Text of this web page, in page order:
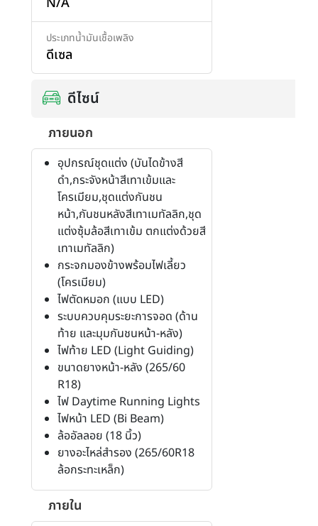
ประเภทน้ำมันเชื้อเพลิง
ดีเซล
ดีไซน์
ภายนอก
อุปกรณ์ชุดแต่ง (บันไดข้างสี
ดำ,กระจังหน้าสีเทาเข้มและ
โครเมียม,ชุดแต่งกันชน
หน้า,กันชนหลังสีเทาเมทัลลิก,ชุด
แต่งซุ้มล้อสีเทาเข้ม ตกแต่งด้วยสี
เทาเมทัลลิก)
กระจกมองข้างพร้อมไฟเลี้ยว
(โครเมียม)
ไฟตัดหมอก (แบบ LED)
ระบบควบคุมระยะการจอด (ด้าน
ท้าย และมุมกันชนหน้า-หลัง)
ไฟท้าย LED (Light Guiding)
ขนาดยางหน้า-หลัง (265/60
R18)
ไฟ Daytime Running Lights
ไฟหน้า LED (Bi Beam)
ล้ออัลลอย (18 นิ้ว)
ยางอะไหล่สำรอง (265/60R18
ล้อกระทะเหล็ก)
ภายใน